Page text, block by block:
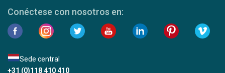
Conéctese con nosotros en:
Sede central
+31 (0)118 410 410